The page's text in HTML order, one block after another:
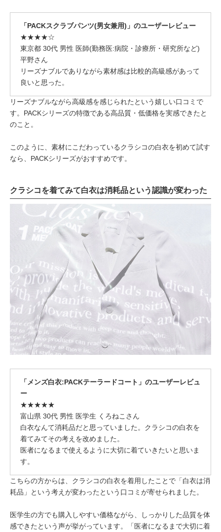
「PACKスクラブパンツ(男女兼用)」のユーザーレビュー
★★★★☆
東京都 30代 男性 医師(勤務医:病院・診療所・研究所など)
平野さん
リーズナブルでありながら素材感は比較的高級感があって
良いと思った。
リーズナブルながら高級感を感じられたという嬉しい口コミで
す。PACKシリーズの特徴である高品質・低価格を実感できたと
のこと。
このように、素材にこだわっているクラシコの白衣を初めて試す
なら、PACKシリーズがおすすめです。
クラシコを着てみて白衣は消耗品という認識が変わった
「メンズ白衣:PACKテーラードコート」のユーザーレビュ
ー
★★★★★
富山県 30代 男性 医学生 くろねこさん
白衣なんて消耗品だと思っていました。クラシコの白衣を
着てみてその考えを改めました。
医者になるまで使えるように大切に着ていきたいと思いま
す。
こちらの方からは、クラシコの白衣を着用したことで「白衣は消
耗品」という考えが変わったという口コミが寄せられました。
医学生の方でも購入しやすい価格ながら、しっかりした品質を体
感できたという声が挙がっています。「医者になるまで大切に着